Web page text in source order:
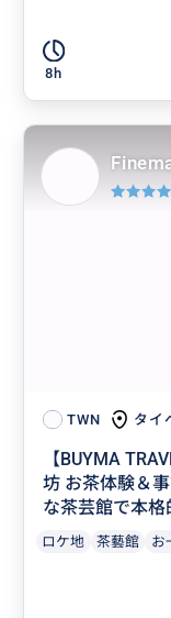
8h
TWN タイ
【BUYMA
坊 お茶体験＆
な茶芸館で本
ロケ地 茶藝館 お